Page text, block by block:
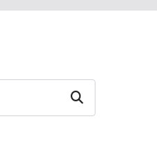
Search